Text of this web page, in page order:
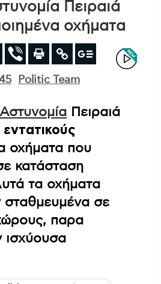
Πειραιά
οχήματα
Politic Team
Πειραιά
εντατικούς
οχήματα που
κατάσταση
τα οχήματα
σταθμευμένα σε
παρα
ισχύουσα